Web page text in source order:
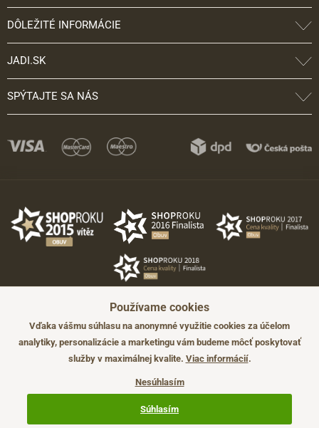
DÔLEŽITÉ INFORMÁCIE
JADI.SK
SPÝTAJTE SA NÁS
Údaje majú len informatívny charakter a môžu byť zmenené bez
Používame cookies
Vďaka vášmu súhlasu na anonymné využitie cookies za účelom
analytiky, personalizácie a marketingu vám budeme môcť poskytovať
služby v maximálnej kvalite. Viac informácií.
Nesúhlasím
Súhlasím